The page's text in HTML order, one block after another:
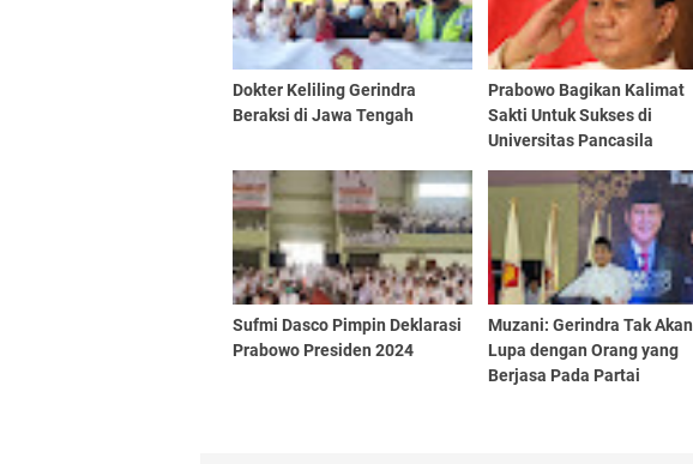
Dokter Keliling Gerindra
Beraksi di Jawa Tengah
Prabowo Bagikan Kalimat
Sakti Untuk Sukses di
Universitas Pancasila
Sufmi Dasco Pimpin Deklarasi
Prabowo Presiden 2024
Muzani: Gerindra Tak Akan
Lupa dengan Orang yang
Berjasa Pada Partai